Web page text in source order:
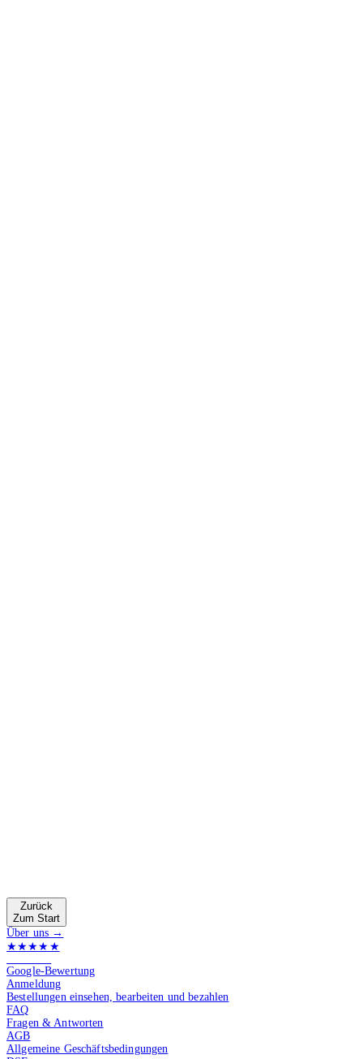
Zurück
Zum Start
Über uns →
★★★★★
Google-Bewertung
Anmeldung
Bestellungen einsehen, bearbeiten und bezahlen
FAQ
Fragen & Antworten
AGB
Allgemeine Geschäftsbedingungen